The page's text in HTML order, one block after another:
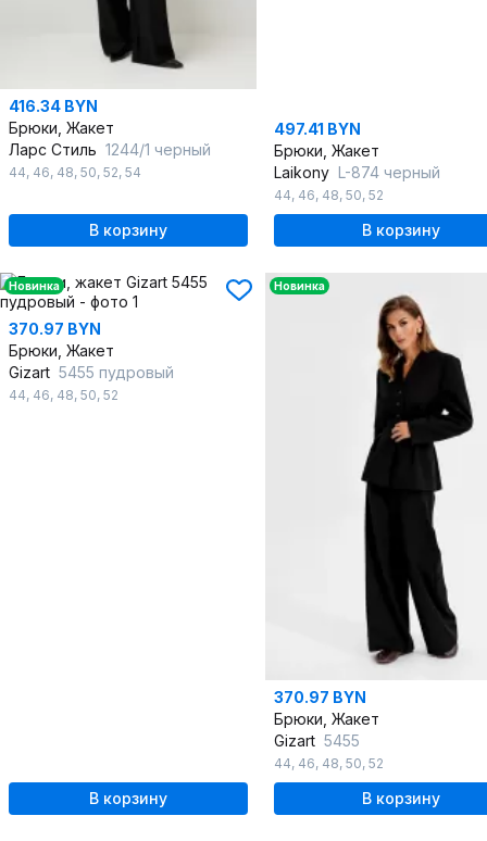
416.34 BYN
Брюки, Жакет
Ларс Стиль 1244/1 черный
44, 46, 48, 50, 52, 54
В корзину
497.41 BYN
Брюки, Жакет
Laikony L-874 черный
44, 46, 48, 50, 52
В корзину
Новинка
370.97 BYN
Брюки, Жакет
Gizart 5455 пудровый
44, 46, 48, 50, 52
В корзину
Новинка
370.97 BYN
Брюки, Жакет
Gizart 5455
44, 46, 48, 50, 52
В корзину